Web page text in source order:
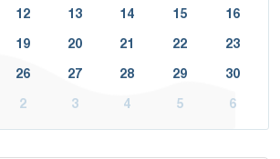
12 13 14 15 16
19 20 21 22 23
26 27 28 29 30
2 3 4 5 6